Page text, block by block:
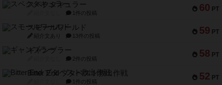
60 PT
スペクタキュラー
1件の投稿
59 PT
スモールワールド
紹介文あり 13件の投稿
58 PT
ギャンブラー
2件の投稿
52 PT
Bitter End ブタペスト救出作戦
1件の投稿